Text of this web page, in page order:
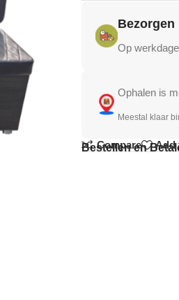
Bezorgen
Op
Ophalen is
Meestal klaar
Compare Add
Bestellen en